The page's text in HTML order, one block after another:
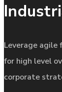
Leverage agile
for high level
corporate